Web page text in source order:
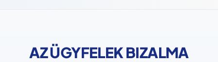
AZ ÜGYFELEK BIZALMA